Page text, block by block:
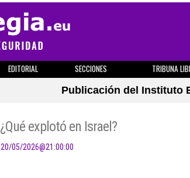
EDITORIAL SECCIONES TRIBUNA
Publicación del Instituto
¿Qué explotó en Israel?
20/05/2026@21:00:00